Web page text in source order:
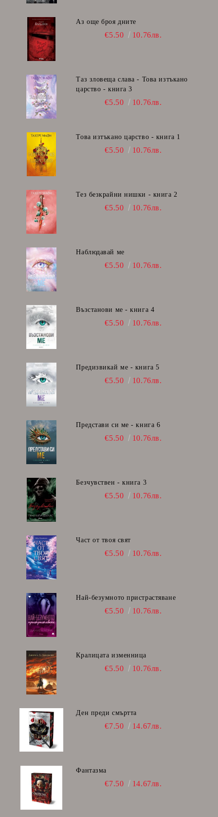
Аз още броя дните
€5.50 10.76лв.
Таз зловеща слава - Това изтъкано
царство - книга 3
€5.50 10.76лв.
Това изтъкано царство - книга 1
€5.50 10.76лв.
Тез безкрайни нишки - книга 2
€5.50 10.76лв.
Наблюдавай ме
€5.50 10.76лв.
Възстанови ме - книга 4
€5.50 10.76лв.
Предизвикай ме - книга 5
€5.50 10.76лв.
Представи си ме - книга 6
€5.50 10.76лв.
Безчувствен - книга 3
€5.50 10.76лв.
Част от твоя свят
€5.50 10.76лв.
Най-безумното пристрастяване
€5.50 10.76лв.
Кралицата изменница
€5.50 10.76лв.
Ден преди смъртта
€7.50 14.67лв.
Фантазма
€7.50 14.67лв.